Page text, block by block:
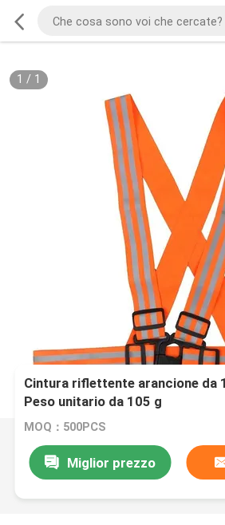
1 / 1
Cintura riflettente arancione da
Peso unitario da 105 g
MOQ：500PCS
Miglior prezzo